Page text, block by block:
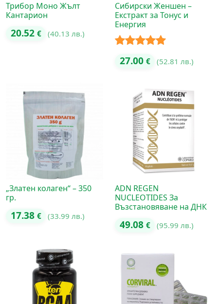
Трибор Моно Жълт
Кантарион
20.52 € (40.13 лв.)
Сибирски Женшен –
Екстракт за Тонус и
Енергия
Оценено с
27.00 € (52.81 лв.)
„Златен колаген“ – 350
гр.
17.38 € (33.99 лв.)
ADN REGEN
NUCLEOTIDES За
Възстановяване на ДНК
49.08 € (95.99 лв.)